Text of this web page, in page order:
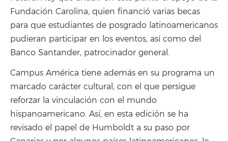
Fundación Carolina, quien financió varias becas
para que estudiantes de posgrado latinoamericanos
pudieran participar en los eventos, así como del
Banco Santander, patrocinador general.
Campus América tiene además en su programa un
marcado carácter cultural, con el que persigue
reforzar la vinculación con el mundo
hispanoamericano. Así, en esta edición se ha
revisado el papel de Humboldt a su paso por